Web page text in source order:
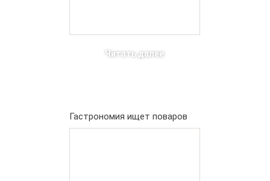
Читать далее
Гастрономия ищет поваров